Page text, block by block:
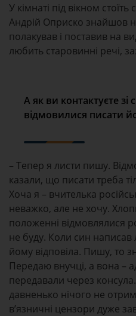
У кімнаті під вікном
Андрій Оприско знайшов
полакував і поставив на
любить старовинні речі,
А як ви контактуєте
відмовилися писати
– Тепер я листи пишу.
казали, що писати треба
Хоча я – вчителька
неважко, але не хочу.
положенні відмовлялися
не буду. Коли син написав
йому відповіла. Пишу, то
Передаю внучці, а вона –
передавали через
давненько нічого не
в’язничні цензори дуже